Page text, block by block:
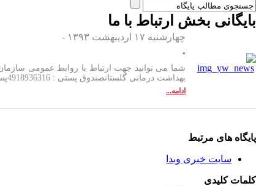
بایگانی بخش ارتباط با ما
چهارشنبه ۱۷ اردیبهشت ۱۳۹۳ -
.
بهداشت درمانی گلستانصندوق پستی : 4918936316پست الکترونیک: Ravabetomoomi@goums.ac.irسامانه پیامک : 10000160
ادامه...
پایگاه های مرتبط
سایت خبری وبدا
کلمات کلیدی